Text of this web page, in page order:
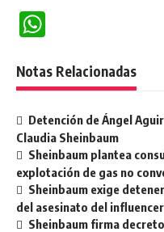
Notas Relacionadas
Detención de Ángel
Claudia Sheinbaum
Sheinbaum plantea
explotación de gas no
Sheinbaum exige
del asesinato del
Sheinbaum firma